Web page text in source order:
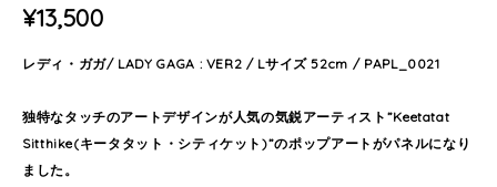
¥13,500
レディ・ガガ/ LADY GAGA : VER2 / Lサイズ 52cm / PAPL_0021
独特なタッチのアートデザインが人気の気鋭アーティスト”Keetatat
Sitthike(キータタット・シティケット)”のポップアートがパネルになり
ました。